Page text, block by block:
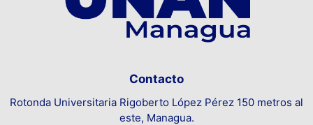
Contacto
Rotonda Universitaria Rigoberto López Pérez 150 metros al
este, Managua.